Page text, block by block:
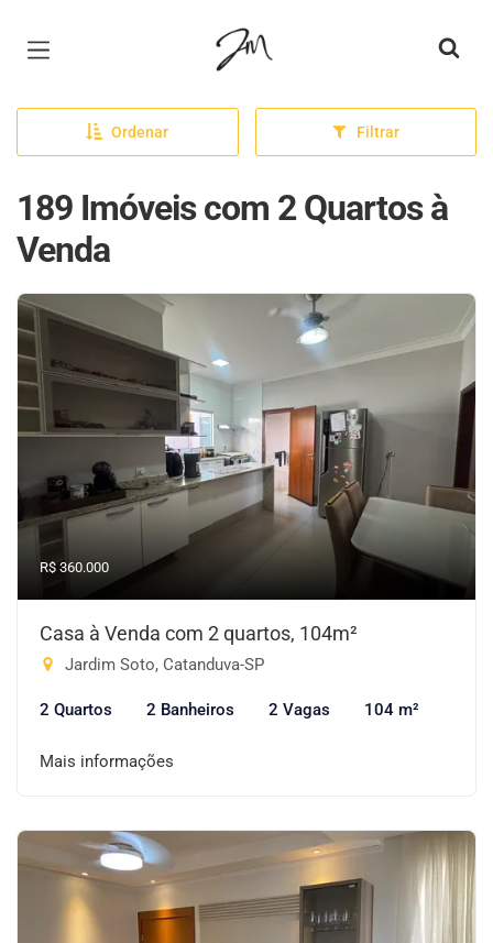
Página inicial
Ordenar Filtrar
189 Imóveis com 2 Quartos à
Venda
R$ 360.000
Casa à Venda com 2 quartos, 104m²
Jardim Soto, Catanduva-SP
2 Quartos 2 Banheiros 2 Vagas 104 m²
Mais informações